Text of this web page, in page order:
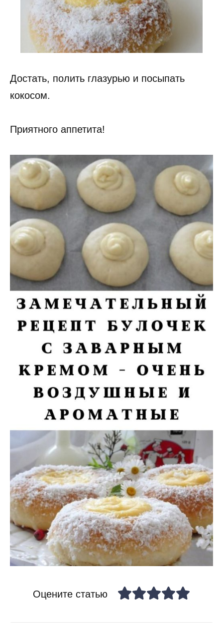
Достать, полить глазурью и посыпать
кокосом.
Приятного аппетита!
Оцените статью